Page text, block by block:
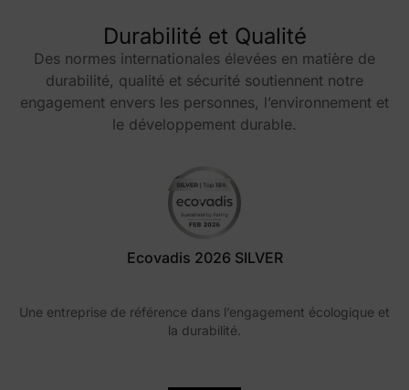
Durabilité et Qualité
Des normes internationales élevées en matière de
durabilité, qualité et sécurité soutiennent notre
engagement envers les personnes, l’environnement et
le développement durable.
Ecovadis 2026 SILVER
Une entreprise de référence dans l’engagement écologique et
la durabilité.